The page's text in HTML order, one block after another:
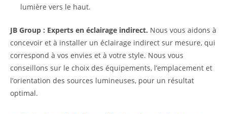
lumière vers le haut.
JB Group : Experts en éclairage indirect. Nous vous aidons à
concevoir et à installer un éclairage indirect sur mesure, qui
correspond à vos envies et à votre style. Nous vous
conseillons sur le choix des équipements, l’emplacement et
l’orientation des sources lumineuses, pour un résultat
optimal.